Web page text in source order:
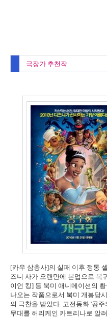
극장가 추천작
[카우 삼총사]의 실패 이후 정통
즈니 사가 오랜만에 본업으로 복
이언 킹] 등 북미 애니메이션의
나오는 작품으로서 북미 개봉당
의 극찬을 받았다. 고전동화 '공
무대를 허리케인 카트리나로 알